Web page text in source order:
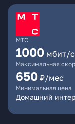
МТС
1000 мбит/
Максимальная
650 ₽/мес
Минимальная цена
Домашний